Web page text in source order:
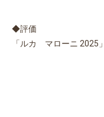
◆評価
「ルカ マローニ 2025